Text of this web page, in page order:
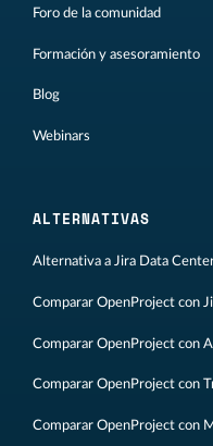
Foro de la comunidad
Formación y asesoramiento
Blog
Webinars
ALTERNATIVAS
Alternativa a Jira Data
Comparar OpenProject con
Comparar OpenProject con
Comparar OpenProject con
Comparar OpenProject con